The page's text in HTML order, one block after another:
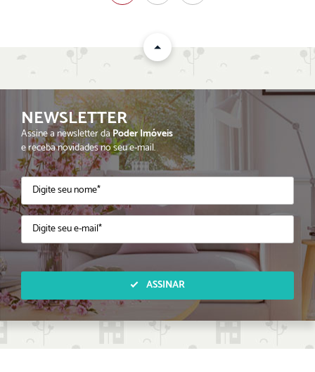
NEWSLETTER
Assine a newsletter daPoder Imóveis
e receba novidades no seu e-mail.
ASSINAR